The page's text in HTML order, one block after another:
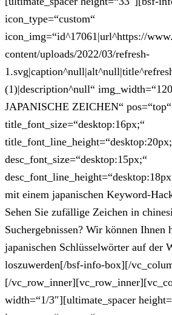
icon_type=“custom“
icon_img=“id^17061|url^https://
content/uploads/2022/03/refresh-
(1)|description^null“
JAPANISCHE ZEICHEN“ pos=“top“
title_font_size=“desktop:16px;“
desc_font_size=“desktop:15px;“
mit einem japanischen Keyword-
Sehen Sie zufällige Zeichen in
Suchergebnissen? Wir können Ihnen
japanischen Schlüsselwörter auf der
loszuwerden[/bsf-info-box][/
[/
width=“1/3″][ultimate_spacer